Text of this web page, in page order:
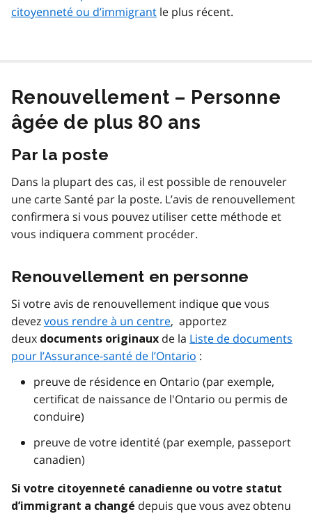
citoyenneté ou d’immigrant le plus récent.
Renouvellement – Personne
âgée de plus 80 ans
Par la poste
Dans la plupart des cas, il est possible de renouveler
une carte Santé par la poste. L’avis de renouvellement
confirmera si vous pouvez utiliser cette méthode et
vous indiquera comment procéder.
Renouvellement en personne
Si votre avis de renouvellement indique que vous
devezvous rendre à un centre, apportez
deux documents originaux de la Liste de documents
pour l’Assurance-santé de l’Ontario :
preuve de résidence en Ontario (par exemple,
certificat de naissance de l'Ontario ou permis de
conduire)
preuve de votre identité (par exemple, passeport
canadien)
Si votre citoyenneté canadienne ou votre statut
d’immigrant a changé depuis que vous avez obtenu